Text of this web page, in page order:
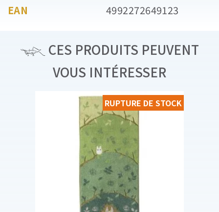
EAN
4992272649123
CES PRODUITS PEUVENT
VOUS INTÉRESSER
RUPTURE DE STOCK